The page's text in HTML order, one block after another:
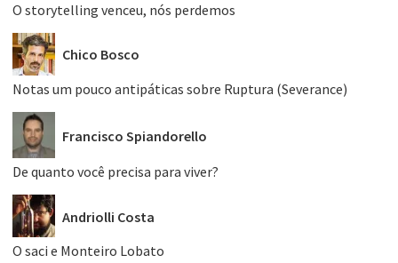
O storytelling venceu, nós perdemos
Chico Bosco
Notas um pouco antipáticas sobre Ruptura (Severance)
Francisco Spiandorello
De quanto você precisa para viver?
Andriolli Costa
O saci e Monteiro Lobato